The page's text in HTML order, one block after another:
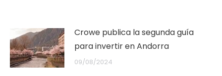
Crowe publica la segunda guía
para invertir en Andorra
09/08/2024